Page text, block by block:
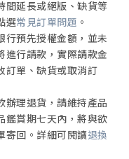
間延長或絕版、缺貨等
選常見訂單問題 。
行預先授權金額，並未
進行請款，實際請款金
訂單、缺貨或取消訂
辦理退貨，請維持產品
鑑賞期七天內，將與欲
寄回。詳細可閱讀退換